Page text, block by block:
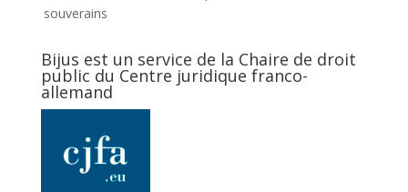
souverains
Bijus est un service de la Chaire de droit
public du Centre juridique franco-
allemand